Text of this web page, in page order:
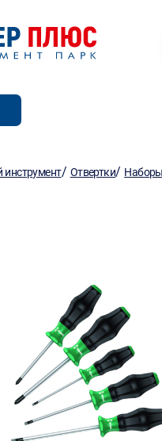
инструмент/ Отвертки/